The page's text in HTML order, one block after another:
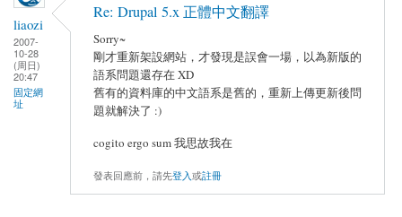
liaozi
2007-
10-28
(周日)
20:47
固定網
址
Re: Drupal 5.x 正體中文翻譯
Sorry~
剛才重新架設網站，才發現是誤會一場，以為新版的
語系問題還存在 XD
舊有的資料庫的中文語系是舊的，重新上傳更新後問
題就解決了 :)
cogito ergo sum 我思故我在
發表回應前，請先登入或註冊